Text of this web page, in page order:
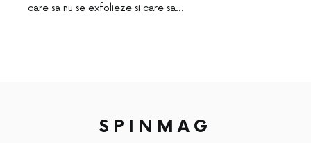
care sa nu se exfolieze si care sa…
SPINMAG